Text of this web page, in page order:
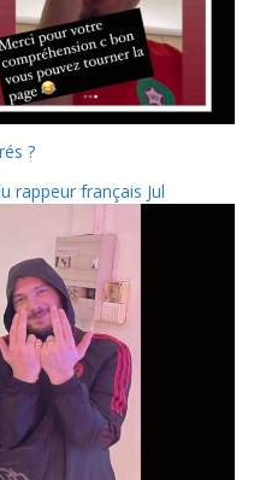
?
rappeur français Jul